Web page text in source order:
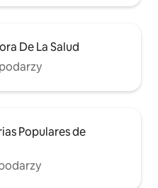
De La Salud
Populares de